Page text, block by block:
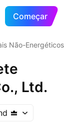
Começar
Não-Energéticos
Ltd.